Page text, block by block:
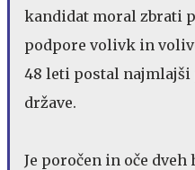
kandidat moral zbrati
podpore volivk in
48 leti postal
države.
Je poročen in oče dveh